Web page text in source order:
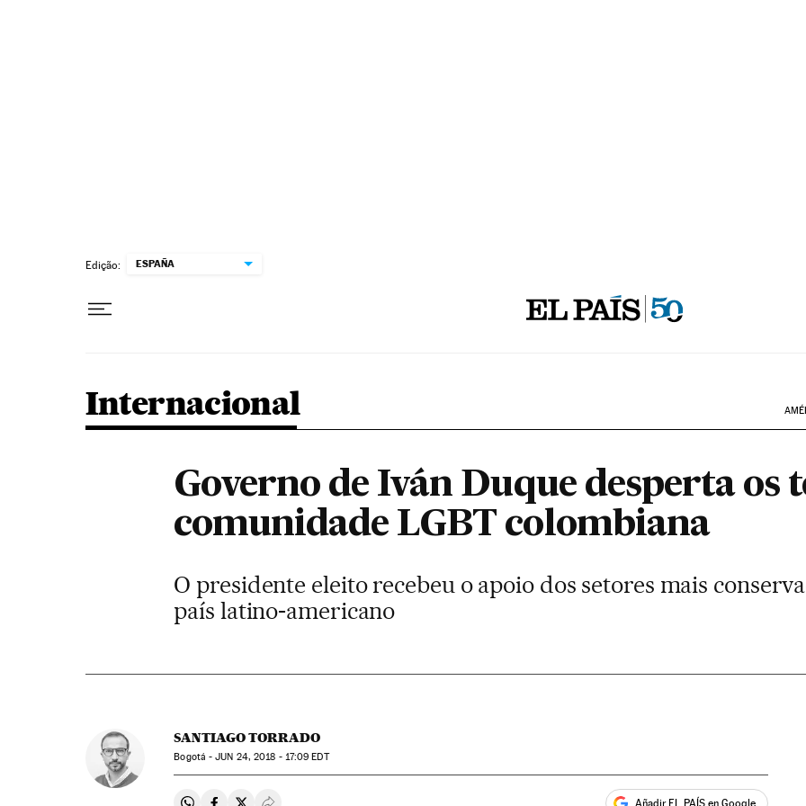
Edição: ESPAÑA
Internacional
Governo de Iván Duque desperta os
comunidade LGBT colombiana
O presidente eleito recebeu o apoio dos setores mais
país latino-americano
SANTIAGO TORRADO
Bogotá -JUN 24, 2018 - 17:09 EDT
Añadir EL PAÍS en Google